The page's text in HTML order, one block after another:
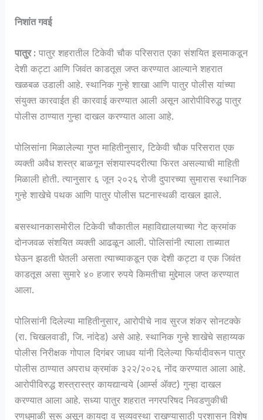
निशांत गवई
पातुर : पातुर शहरातील टिकेवी चौक परिसरात एका संशयित इसमाकडून
देशी कट्टा आणि जिवंत काडतूस जप्त करण्यात आल्याने शहरात
खळबळ उडाली आहे. स्थानिक गुन्हे शाखा आणि पातुर पोलीस यांच्या
संयुक्त कारवाईत ही कारवाई करण्यात आली असून आरोपीविरुद्ध पातुर
पोलीस ठाण्यात गुन्हा दाखल करण्यात आला आहे.
पोलिसांना मिळालेल्या गुप्त माहितीनुसार, टिकेवी चौक परिसरात एक
व्यक्ती अवैध शस्त्र बाळगून संशयास्पदरीत्या फिरत असल्याची माहिती
मिळाली होती. त्यानुसार ६ जून २०२६ रोजी दुपारच्या सुमारास स्थानिक
गुन्हे शाखेचे पथक आणि पातुर पोलीस घटनास्थळी दाखल झाले.
बसस्थानकासमोरील टिकेवी चौकातील महाविद्यालयाच्या गेट क्रमांक
दोनजवळ संशयित व्यक्ती आढळून आली. पोलिसांनी त्याला ताब्यात
घेऊन झडती घेतली असता त्याच्याकडून एक देशी कट्टा व एक जिवंत
काडतूस असा सुमारे ४० हजार रुपये किमतीचा मुद्देमाल जप्त करण्यात
आला.
पोलिसांनी दिलेल्या माहितीनुसार, आरोपीचे नाव सुरज शंकर सोनटक्के
(रा. चिखलवाडी, जि. नांदेड) असे आहे. स्थानिक गुन्हे शाखेचे सहाय्यक
पोलीस निरीक्षक गोपाल दिगंबर जाधव यांनी दिलेल्या फिर्यादीवरून पातुर
पोलीस ठाण्यात अपराध क्रमांक ३२२/२०२६ नोंद करण्यात आला आहे.
आरोपीविरुद्ध शस्त्रास्त्र कायद्यान्वये (आर्म्स ॲक्ट) गुन्हा दाखल
करण्यात आला आहे. सध्या पातुर शहरात नगरपरिषद निवडणुकीची
रणधुमाळी सुरू असून कायदा व सुव्यवस्था राखण्यासाठी प्रशासन विशेष